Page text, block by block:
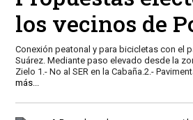
los vecinos de
Conexión peatonal y para bicicletas con el
Suárez. Mediante paso elevado desde la
Zielo 1.- No al SER en la Cabaña.2.-
más...